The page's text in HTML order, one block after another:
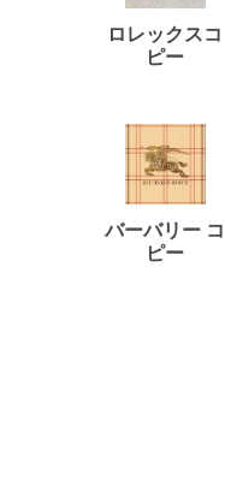
ロレックスコ
ピー
バーバリー コ
ピー